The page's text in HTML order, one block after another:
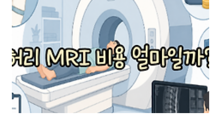
리는 치료가 아닙니다통증을 일으키는 신경 주변에 약물을 주입해 염증
과 부종을 줄이고 통증을 완화하는 데 도움을 주는 치료라고 이해하면 쉽
습니다허리 신경차단술은 어떤 치료일까?허리디스크가 튀어나오거나
척추관이 좁아지면서 신경을 자극하면 허리만 아픈 것이 아니라 엉덩이
와 허벅지, 종아리까지 통증이나 저림이 이어질..